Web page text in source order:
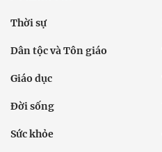
Thời sự
Dân tộc và Tôn giáo
Giáo dục
Đời sống
Sức khỏe